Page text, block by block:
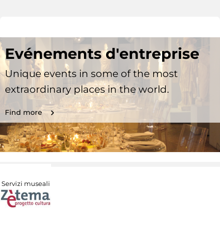
Evénements d'entreprise
Unique events in some of the most
extraordinary places in the world.
Find more
Servizi museali